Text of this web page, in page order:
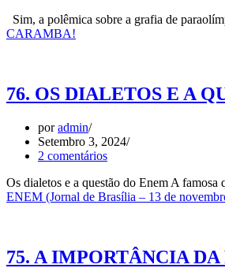
Sim, a polêmica sobre a grafia de
CARAMBA!
76. OS DIALETOS E A
poradmin
Setembro 3, 2024
2 comentários
Os dialetos e a questão do Enem A
ENEM (Jornal de Brasília – 13 de
75. A IMPORTÂNCIA DA